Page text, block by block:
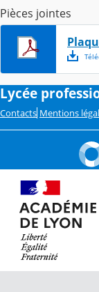
Pièces jointes
Lycée
Contacts Mentions